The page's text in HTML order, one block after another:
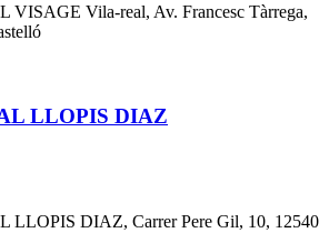
Vila-real, Av. Francesc Tàrrega,
LLOPIS DIAZ
DIAZ, Carrer Pere Gil, 10, 12540